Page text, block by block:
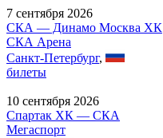
7 сентября 2026
СКА — Динамо Москва ХК
СКА Арена
Санкт-Петербург,
билеты
10 сентября 2026
Спартак ХК — СКА
Мегаспорт